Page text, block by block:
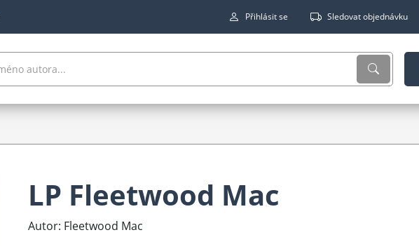
Přihlásit se Sledovat objednávku
LP Fleetwood Mac
Autor: Fleetwood Mac